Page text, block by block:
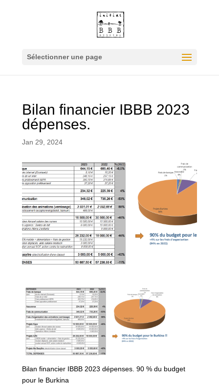
Sélectionner une page
Bilan financier IBBB 2023
dépenses.
Jan 29, 2024
Bilan financier IBBB 2023 dépenses. 90 % du budget
pour le Burkina